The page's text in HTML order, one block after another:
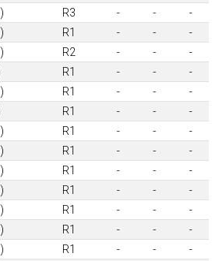
R3 - -
-
R1 - -
-
R2 - -
-
R1 - -
-
R1 - -
-
R1 - -
-
R1 - -
-
R1 - -
-
R1 - -
-
R1 - -
-
R1 - -
-
R1 - -
-
R1 - -
-